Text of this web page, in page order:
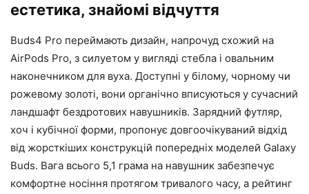
естетика, знайомі відчуття
Buds4 Pro переймають дизайн, напрочуд схожий на
AirPods Pro, з силуетом у вигляді стебла і овальним
наконечником для вуха. Доступні у білому, чорному чи
рожевому золоті, вони органічно вписуються у сучасний
ландшафт бездротових навушників. Зарядний футляр,
хоч і кубічної форми, пропонує довгоочікуваний відхід
від жорсткіших конструкцій попередніх моделей Galaxy
Buds. Вага всього 5,1 грама на навушник забезпечує
комфортне носіння протягом тривалого часу, а рейтинг